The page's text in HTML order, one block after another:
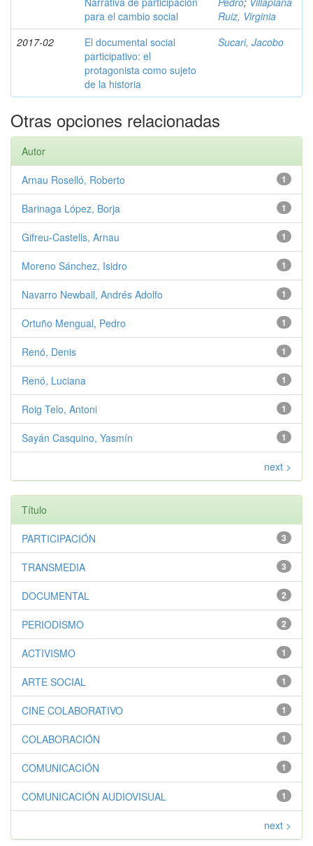
para el cambio social
Ruiz, Virginia
2017-02
El documental social
participativo: el
protagonista como sujeto
de la historia
Sucari, Jacobo
Otras opciones relacionadas
Autor
1
Arnau Roselló, Roberto
1
Barinaga López, Borja
1
Gifreu-Castells, Arnau
1
Moreno Sánchez, Isidro
1
Navarro Newball, Andrés Adolfo
1
Ortuño Mengual, Pedro
1
Renó, Denis
1
Renó, Luciana
1
Roig Telo, Antoni
1
Sayán Casquino, Yasmín
next >
Título
3
PARTICIPACIÓN
3
TRANSMEDIA
2
DOCUMENTAL
2
PERIODISMO
1
ACTIVISMO
1
ARTE SOCIAL
1
CINE COLABORATIVO
1
COLABORACIÓN
1
COMUNICACIÓN
1
COMUNICACIÓN AUDIOVISUAL
next >